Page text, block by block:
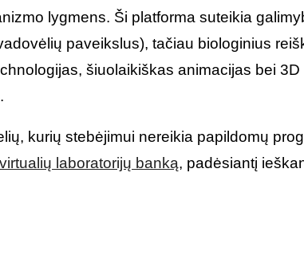
lygmens. Ši platforma suteikia
paveikslus), tačiau biologinius
šiuolaikiškas animacijas bei
kurių stebėjimui nereikia papildomų
virtualių laboratorijų banką, padėsiantį